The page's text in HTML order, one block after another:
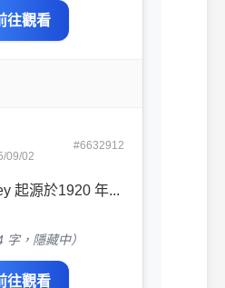
往觀看
09/02
#6632912
起源於1920 年...
字，隱藏中）
往觀看